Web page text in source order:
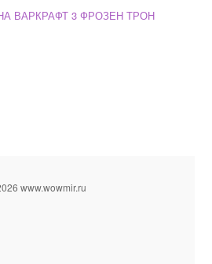
ВАРКРАФТ 3 ФРОЗЕН ТРОН
www.wowmir.ru